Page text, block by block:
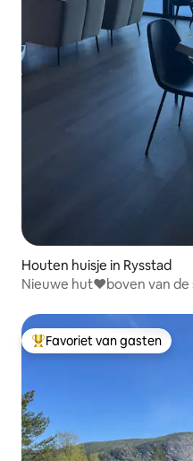
Houten huisje in Rysstad
Topfavoriet van gasten
Favoriet van gasten